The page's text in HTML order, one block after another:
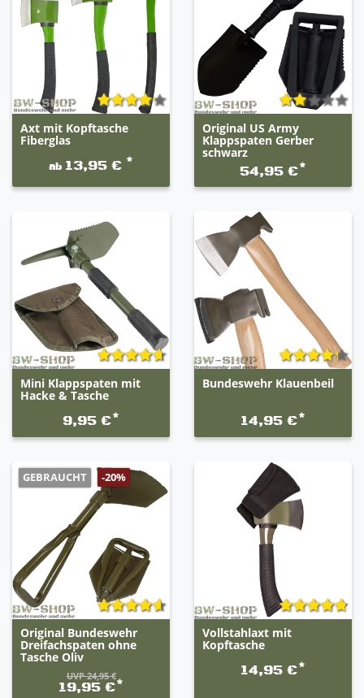
Axt mit Kopftasche
Fiberglas
ab 13,95 € *
Original US Army
Klappspaten Gerber
schwarz
54,95 €*
Mini Klappspaten mit
Hacke & Tasche
9,95 €*
Bundeswehr Klauenbeil
14,95 €*
GEBRAUCHT -20%
Original Bundeswehr
Dreifachspaten ohne
Tasche Oliv
UVP 24,95 €
19,95 €*
Vollstahlaxt mit
Kopftasche
14,95 €*